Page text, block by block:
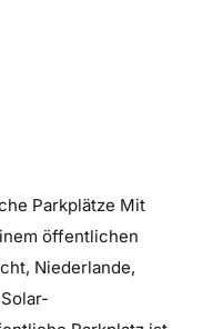
Parkplätze Mit
öffentlichen
Niederlande,